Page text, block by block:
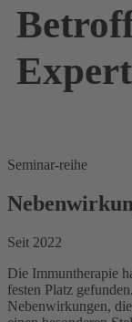
Seminar-reihe
Seit 2022
Die Immuntherapie
festen Platz
Nebenwirkungen,